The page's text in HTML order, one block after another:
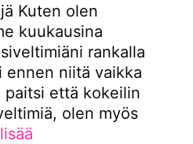
Kuten olen
kuukausina
rankalla
ennen niitä vaikka
paitsi että kokeilin
olen myös